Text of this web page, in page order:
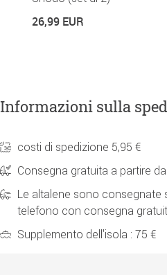
26,99 EUR
Informazioni sulla
costi di spedizione 5,95 €
Consegna gratuita a partire
Le altalene sono consegnate
telefono con consegna
Supplemento dell'isola : 75 €